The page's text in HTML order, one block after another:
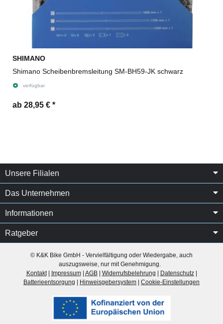
SHIMANO
Shimano Scheibenbremsleitung SM-BH59-JK schwarz
verfügbar
ab 28,95 € *
Unsere Filialen
Das Unternehmen
Informationen
Ratgeber
© K&K Bike GmbH - Vervielfältigung oder Wiedergabe, auch
auszugsweise, nur mit Genehmigung.
Kontakt| Impressum| AGB| Widerrufsbelehrung | Datenschutz|
Batterieentsorgung | Hinweisgebersystem | Cookie-Einstellungen